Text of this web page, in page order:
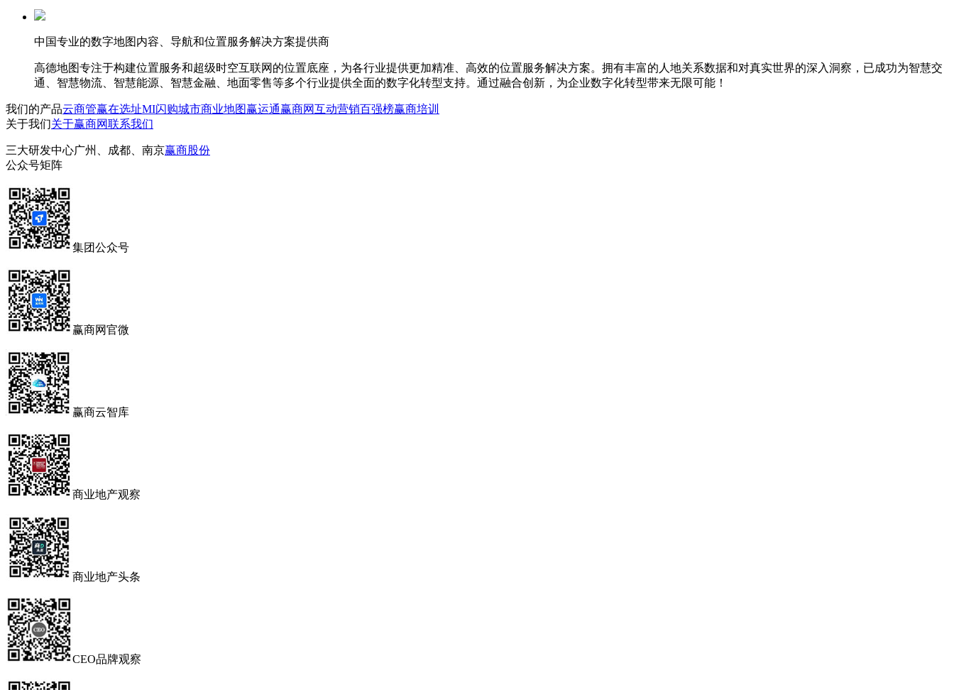
中国专业的数字地图内容、导航和位置服务解决方案提供商
高德地图专注于构建位置服务和超级时空互联网的位置底座，为各行业提供更加精准、高效的位置服务解决方案。拥有丰富的人地关系数据和对真实世界的深入洞察，已成功为智慧交
通、智慧物流、智慧能源、智慧金融、地面零售等多个行业提供全面的数字化转型支持。通过融合创新，为企业数字化转型带来无限可能！
我们的产品云商管赢在选址MI闪购城市商业地图赢运通赢商网互动营销百强榜赢商培训
关于我们关于赢商网联系我们
三大研发中心广州、成都、南京赢商股份
公众号矩阵
集团公众号
赢商网官微
赢商云智库
商业地产观察
商业地产头条
CEO品牌观察